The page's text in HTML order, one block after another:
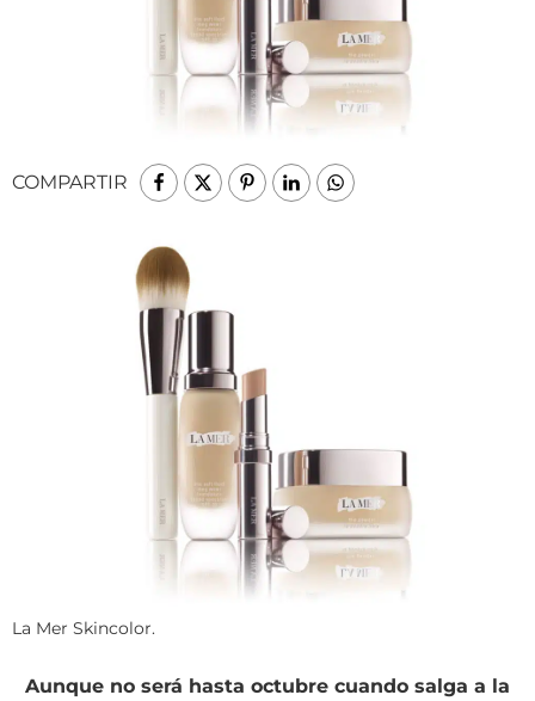
COMPARTIR
La Mer Skincolor.
Aunque no será hasta octubre cuando salga a la